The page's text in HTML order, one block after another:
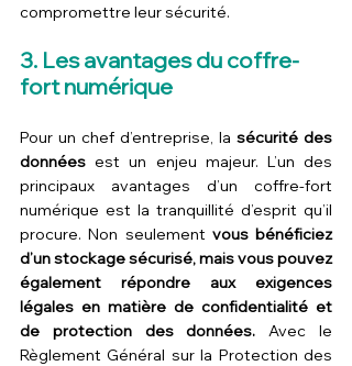
compromettre leur sécurité.
3. Les avantages du coffre-
fort numérique
Pour un chef d’entreprise, la sécurité des
données est un enjeu majeur. L’un des
principaux avantages d’un coffre-fort
numérique est la tranquillité d’esprit qu’il
procure. Non seulement vous bénéficiez
d’un stockage sécurisé, mais vous pouvez
également répondre aux exigences
légales en matière de confidentialité et
de protection des données. Avec le
Règlement Général sur la Protection des